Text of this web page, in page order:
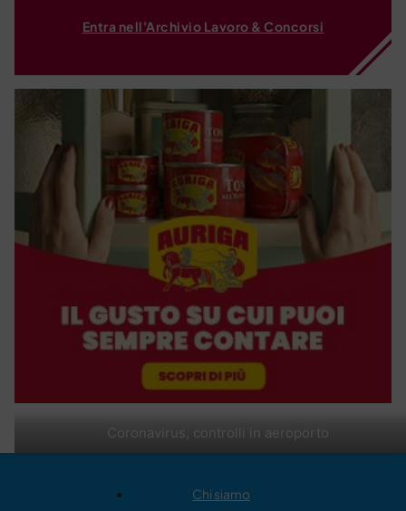
Coronavirus, controlli in aeroporto
Entra nell'Archivio Lavoro & Concorsi
Chi siamo